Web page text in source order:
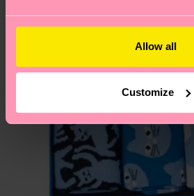
Allow all
Customize